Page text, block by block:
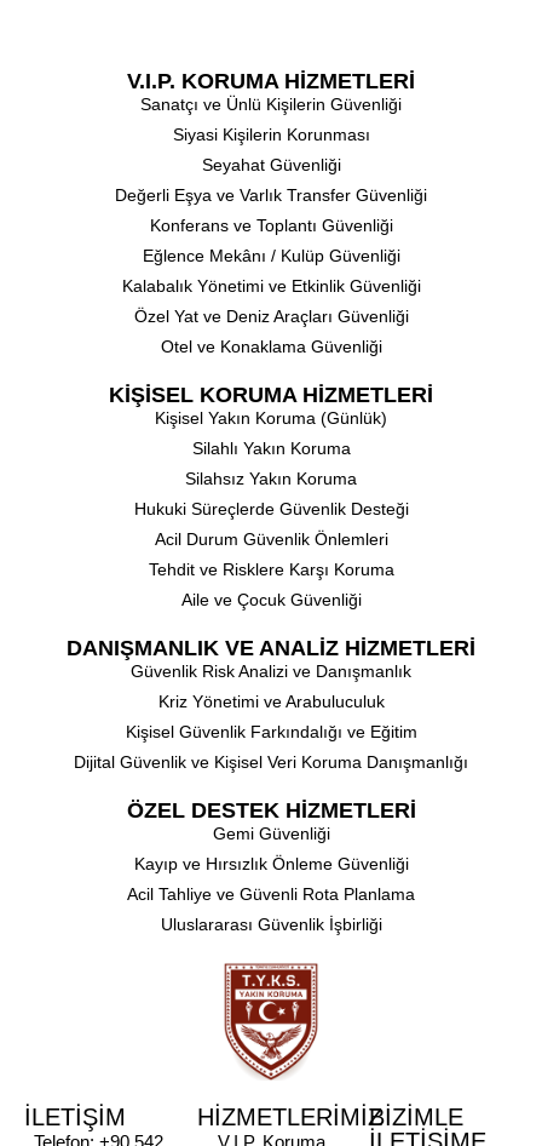
V.I.P. KORUMA HİZMETLERİ
Sanatçı ve Ünlü Kişilerin Güvenliği
⁠Siyasi Kişilerin Korunması
Seyahat Güvenliği
Değerli Eşya ve Varlık Transfer Güvenliği
⁠Konferans ve Toplantı Güvenliği
⁠Eğlence Mekânı / Kulüp Güvenliği
⁠Kalabalık Yönetimi ve Etkinlik Güvenliği
Özel Yat ve Deniz Araçları Güvenliği
⁠Otel ve Konaklama Güvenliği
KİŞİSEL KORUMA HİZMETLERİ
⁠Kişisel Yakın Koruma (Günlük)
⁠Silahlı Yakın Koruma
Silahsız Yakın Koruma
Hukuki Süreçlerde Güvenlik Desteği
Acil Durum Güvenlik Önlemleri
⁠Tehdit ve Risklere Karşı Koruma
Aile ve Çocuk Güvenliği
DANIŞMANLIK VE ANALİZ HİZMETLERİ
⁠Güvenlik Risk Analizi ve Danışmanlık
⁠Kriz Yönetimi ve Arabuluculuk
⁠Kişisel Güvenlik Farkındalığı ve Eğitim
Dijital Güvenlik ve Kişisel Veri Koruma Danışmanlığı
ÖZEL DESTEK HİZMETLERİ
⁠Gemi Güvenliği
Kayıp ve Hırsızlık Önleme Güvenliği
⁠Acil Tahliye ve Güvenli Rota Planlama
⁠Uluslararası Güvenlik İşbirliği
İLETİŞİM
Telefon: +90 542
HİZMETLERİMİZ
V.I.P. Koruma
BİZİMLE